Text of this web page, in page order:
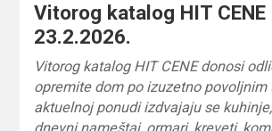
Vitorog katalog HIT CENE
23.2.2026.
Vitorog katalog HIT CENE donosi
opremite dom po izuzetno povoljnim
aktuelnoj ponudi izdvajaju se